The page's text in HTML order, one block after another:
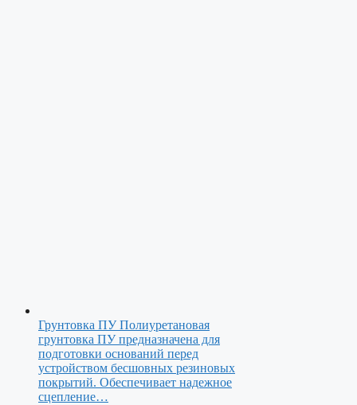
Грунтовка ПУ Полиуретановая
грунтовка ПУ предназначена для
подготовки оснований перед
устройством бесшовных резиновых
покрытий. Обеспечивает надежное
сцепление…